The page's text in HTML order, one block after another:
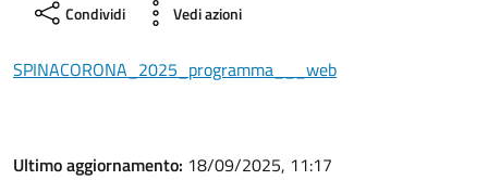
Condividi Vedi azioni
SPINACORONA_2025_programma___web
Ultimo aggiornamento: 18/09/2025, 11:17